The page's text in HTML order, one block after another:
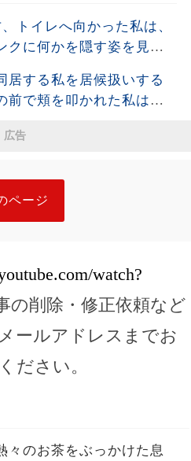
トイレへ向かった私は、
クに何かを隠す姿を見て
――
居する私を居候扱いする
前で頬を叩かれた私は静
広告
ページ
watch?
の削除・修正依頼など
ールアドレスまでお
ださい。
々のお茶をぶっかけた息